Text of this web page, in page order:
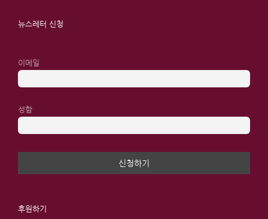
뉴스레터 신청
이메일
성함
후원하기